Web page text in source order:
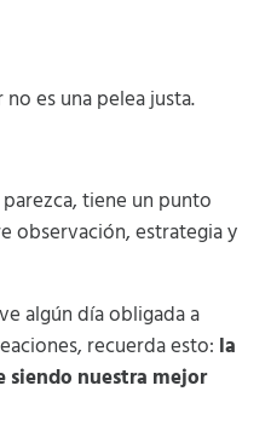
es una pelea justa.
tiene un punto
observación, estrategia y
algún día obligada a
recuerda esto: la
nuestra mejor